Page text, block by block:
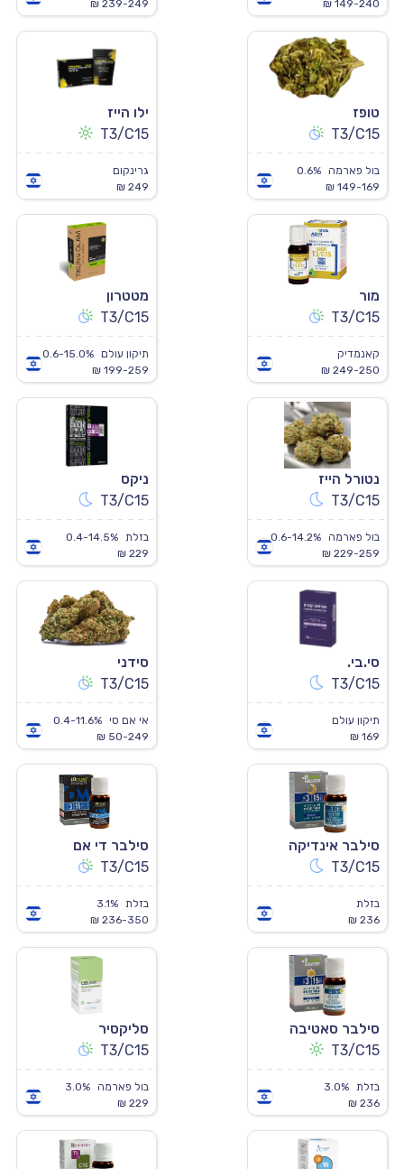
149-240 ₪
239-249 ₪
טופז
T3/C15
בול פארמה
0.6%
149-169 ₪
ילו הייז
T3/C15
גרינקום
249 ₪
מור
T3/C15
קאנמדיק
249-250 ₪
מטטרון
T3/C15
תיקון עולם
0.6-15.0%
199-259 ₪
נטורל הייז
T3/C15
בול פארמה
0.6-14.2%
229-259 ₪
ניקס
T3/C15
בזלת 0.4-14.5%
229 ₪
סי.בי.
T3/C15
תיקון עולם
169 ₪
סידני
T3/C15
אי אם סי
0.4-11.6%
50-249 ₪
סילבר אינדיקה
T3/C15
בזלת
236 ₪
סילבר די אם
T3/C15
בזלת 3.1%
236-350 ₪
סילבר סאטיבה
T3/C15
בזלת 3.0%
236 ₪
סליקסיר
T3/C15
בול פארמה
3.0%
229 ₪